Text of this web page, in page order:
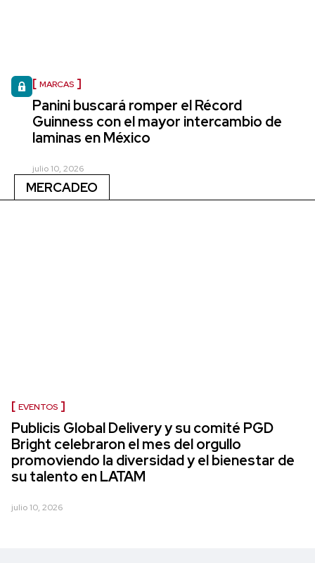
MARCAS
Panini buscará romper el Récord
Guinness con el mayor intercambio de
laminas en México
julio 10, 2026
MERCADEO
EVENTOS
Publicis Global Delivery y su comité PGD
Bright celebraron el mes del orgullo
promoviendo la diversidad y el bienestar de
su talento en LATAM
julio 10, 2026